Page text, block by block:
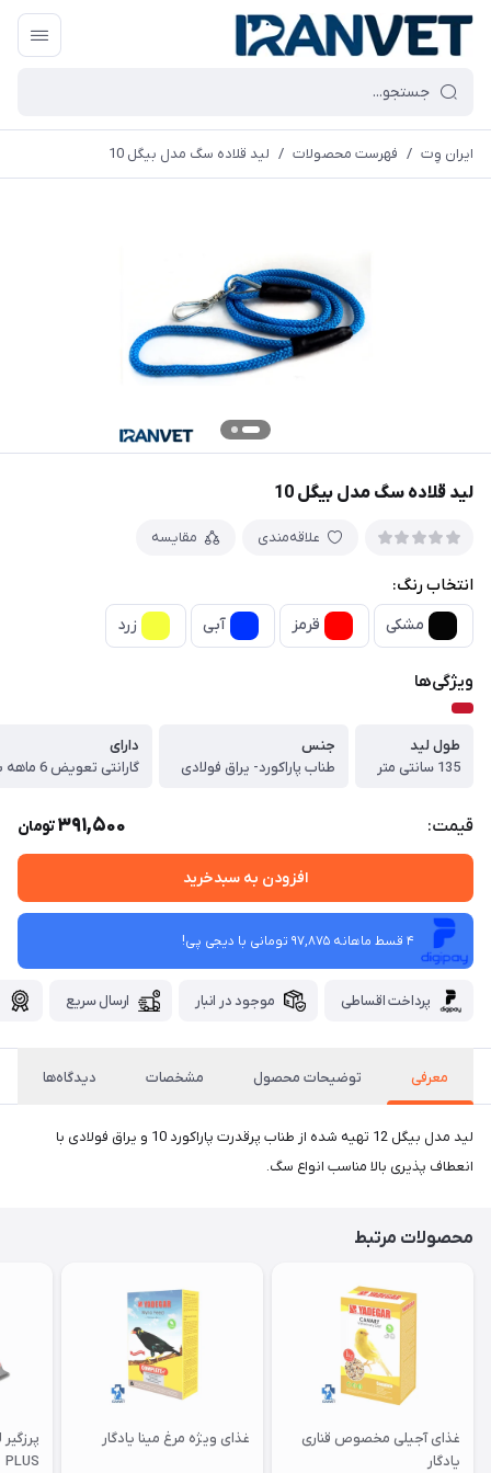
ایران وِت / فهرست محصولات / لید قلاده سگ مدل بیگل 10
لید قلاده سگ مدل بیگل 10
علاقه‌مندی مقایسه
انتخاب رنگ:
مشکی قرمز آبی زرد
ویژگی‌ها
طول لید
135 سانتی متر
جنس
طناب پاراکورد- یراق فولادی
دارای
قیمت: 391,500تومان
افزودن به سبدخرید
4 قسط ماهانه 97,875 تومانی با دیجی ‌پی!
پرداخت اقساطی موجود در انبار ارسال سریع
معرفی توضیحات محصول مشخصات دیدگاه‌ها
لید مدل بیگل 12 تهیه شده از طناب پرقدرت پاراکورد 10 و یراق فولادی با
انعطاف پذیری بالا مناسب انواع سگ.
محصولات مرتبط
غذای آجیلی مخصوص قناری
یادگار
غذای ویژه مرغ مینا یادگار
PLUS